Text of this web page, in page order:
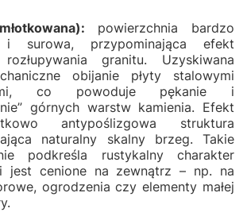
powierzchnia bardzo
i surowa, przypominająca efekt
granitu. Uzyskiwana
obijanie płyty stalowymi
co powoduje pękanie i
górnych warstw kamienia. Efekt
antypoślizgowa struktura
naturalny skalny brzeg. Takie
podkreśla rustykalny charakter
i jest cenione na zewnątrz – np. na
ogrodzenia czy elementy małej